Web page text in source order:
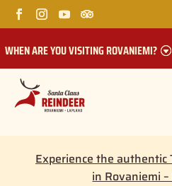
WHEN ARE YOU VISITING ROVANIEMI?
Experience the authentic
in Rovaniemi